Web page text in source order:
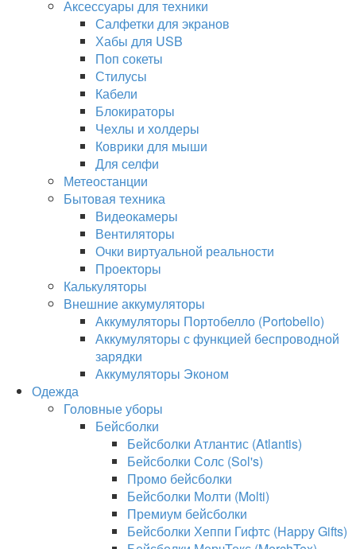
Аксессуары для техники
Салфетки для экранов
Хабы для USB
Поп сокеты
Стилусы
Кабели
Блокираторы
Чехлы и холдеры
Коврики для мыши
Для селфи
Метеостанции
Бытовая техника
Видеокамеры
Вентиляторы
Очки виртуальной реальности
Проекторы
Калькуляторы
Внешние аккумуляторы
Аккумуляторы Портобелло (Portobello)
Аккумуляторы с функцией беспроводной
зарядки
Аккумуляторы Эконом
Одежда
Головные уборы
Бейсболки
Бейсболки Атлантис (Atlantis)
Бейсболки Солс (Sol's)
Промо бейсболки
Бейсболки Молти (Molti)
Премиум бейсболки
Бейсболки Хеппи Гифтс (Happy Gifts)